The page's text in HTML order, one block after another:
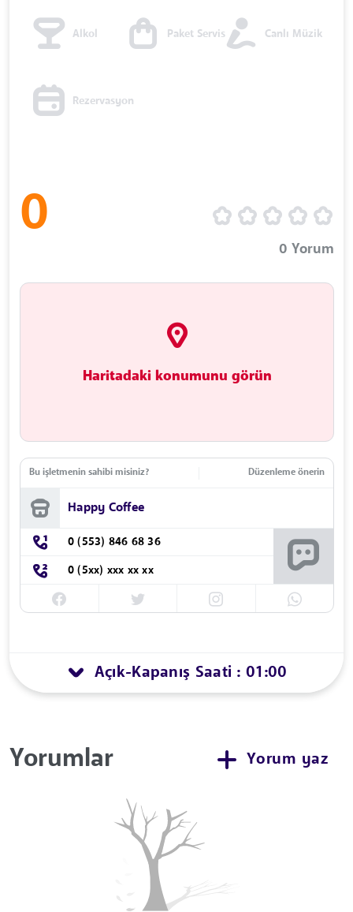
Alkol Paket Servis Canlı Müzik
Rezervasyon
0
0 Yorum
Haritadaki konumunu görün
Bu işletmenin sahibi misiniz? Düzenleme önerin
Happy Coffee
0 (553) 846 68 36
0 (5xx) xxx xx xx
Açık-Kapanış Saati : 01:00
Yorumlar Yorum yaz